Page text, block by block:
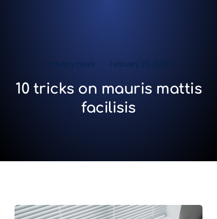
Industry news February 20, 2022
10 tricks on mauris mattis
facilisis